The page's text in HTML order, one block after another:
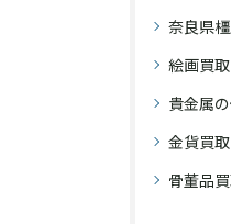
奈良県
絵画買取
貴金属
金貨買取
骨董品